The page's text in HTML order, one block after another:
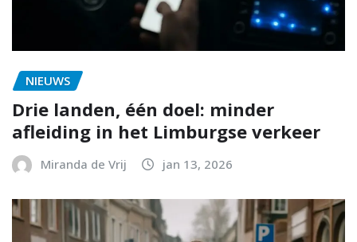
NIEUWS
Drie landen, één doel: minder
afleiding in het Limburgse verkeer
Miranda de Vrij jan 13, 2026